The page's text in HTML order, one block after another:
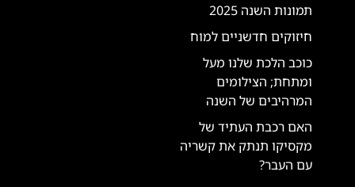
תמונות השנה 2025
חיזוקים חדשניים למוח
כוכב הלכת שלנו מעל
ומתחת; הצילומים
המרהיבים של השנה
האם רכבת העתיד של
מקסיקו תנתק את קשריה
עם העבר?